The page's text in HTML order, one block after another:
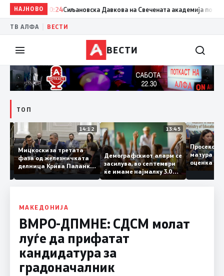
НАЈНОВО
20:24 Сиљановска Давкова на Свечената академија по повод
ТВ АЛФА ВЕСТИ
ВЕСТИ
ТОП
15:20
Во
14:12
Мицкоски за третата
фаза од железничката
делница Крива Паланка
– Деве Баир: Проектот
нема да заврши на
целина
13:45
Демографскиот аларм се
засилува, во септември
ќе имаме најмалку 3.000
првачиња помалку
матура
оценка
МАКЕДОНИЈА
ВМРО-ДПМНЕ: СДСМ молат
луѓе да прифатат
кандидатура за
градоначалник